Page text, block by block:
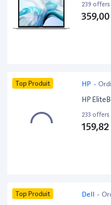
239
Top Produit HP -
HP
233
Top Produit Dell -